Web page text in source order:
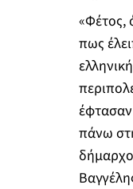
«Φέτος,
πως
πάνω